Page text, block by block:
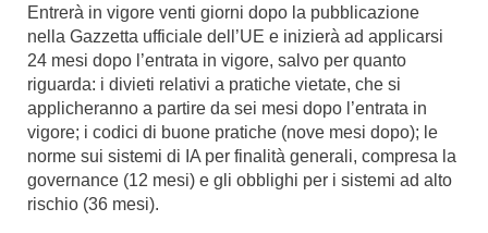
Entrerà in vigore venti giorni dopo la pubblicazione
nella Gazzetta ufficiale dell’UE e inizierà ad applicarsi
24 mesi dopo l’entrata in vigore, salvo per quanto
riguarda: i divieti relativi a pratiche vietate, che si
applicheranno a partire da sei mesi dopo l’entrata in
vigore; i codici di buone pratiche (nove mesi dopo); le
norme sui sistemi di IA per finalità generali, compresa la
governance (12 mesi) e gli obblighi per i sistemi ad alto
rischio (36 mesi).